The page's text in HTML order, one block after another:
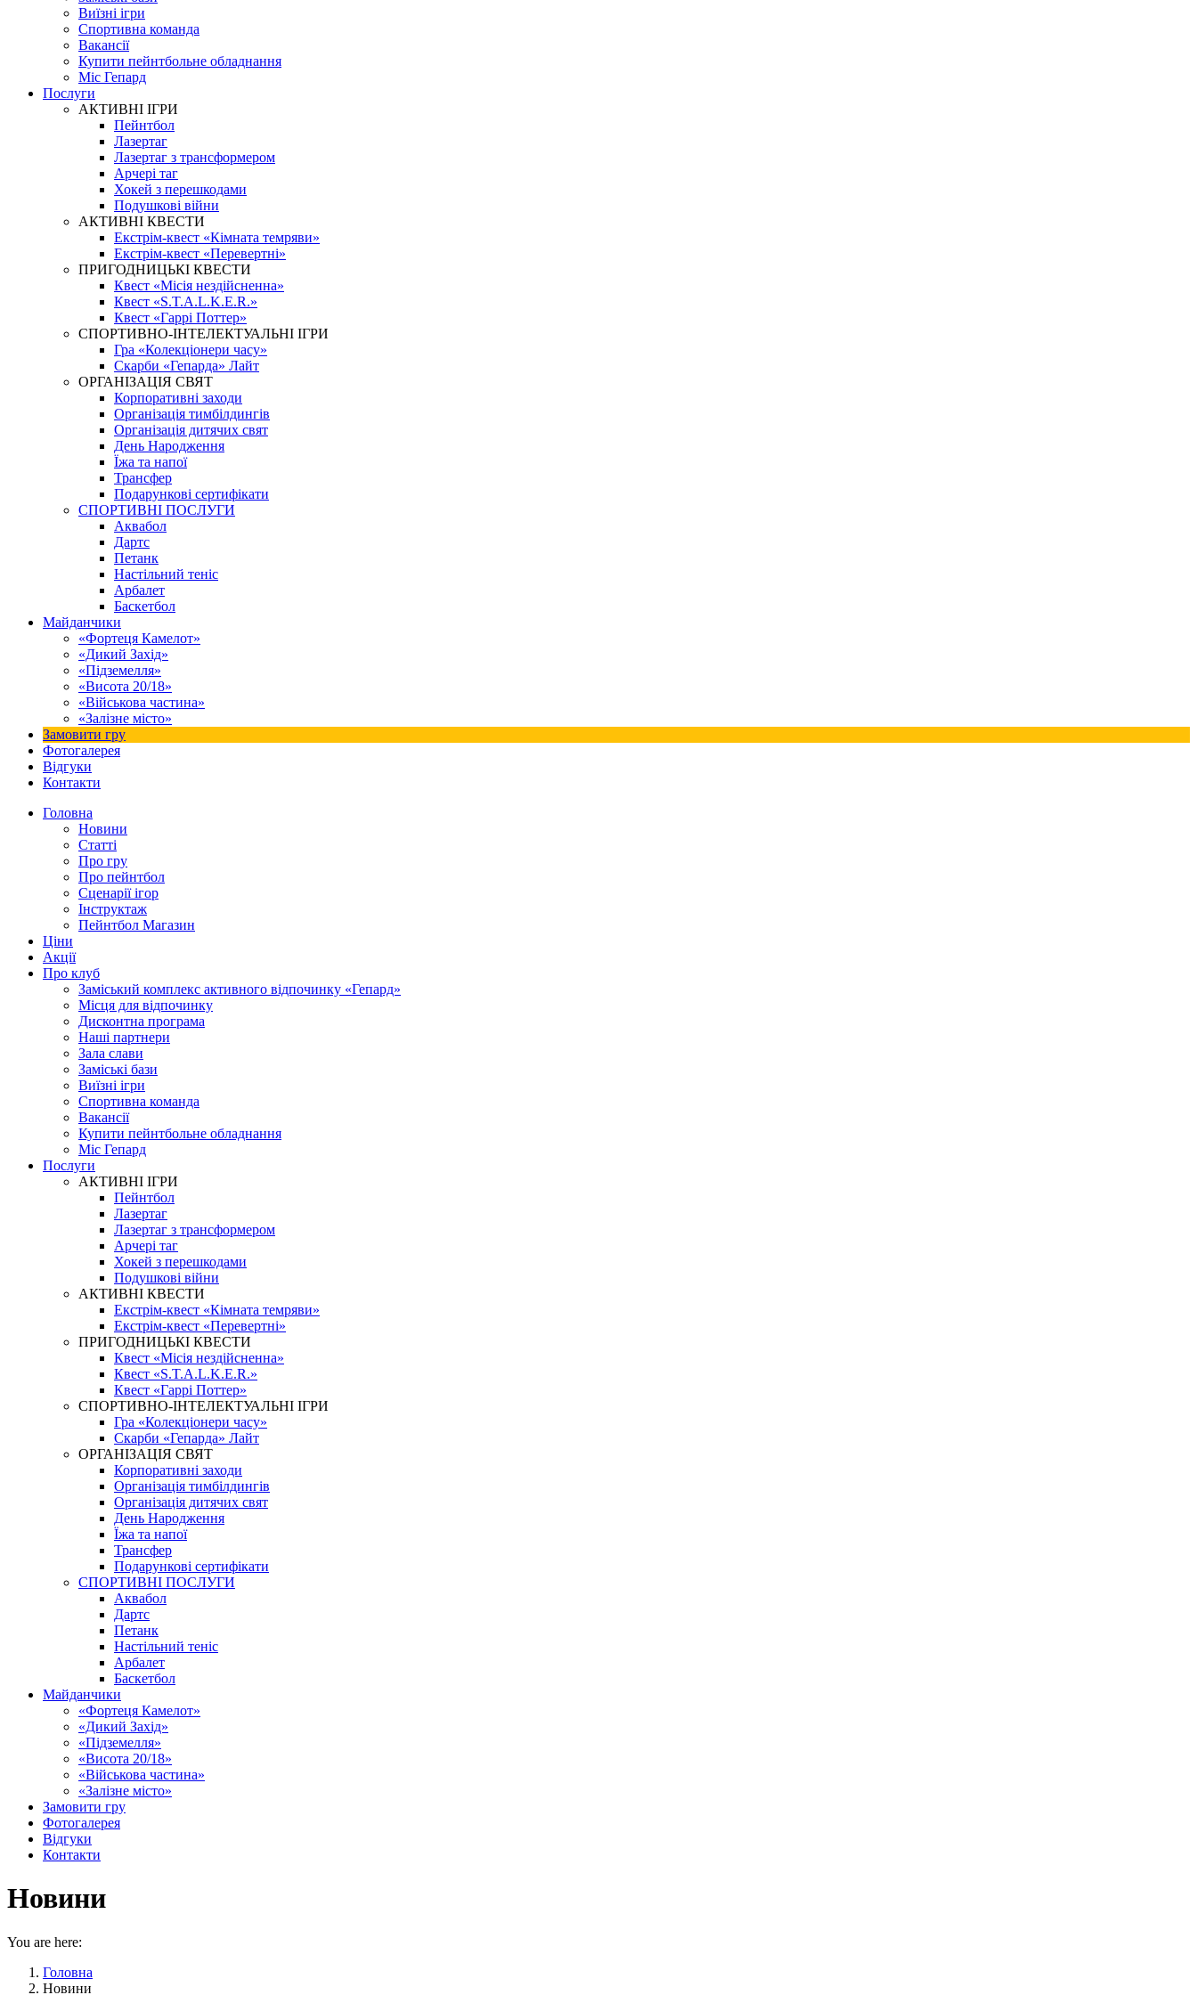
Виїзні ігри
Спортивна команда
Вакансії
Купити пейнтбольне обладнання
Міс Гепард
Послуги
АКТИВНІ ІГРИ
Пейнтбол
Лазертаг
Лазертаг з трансформером
Арчері таг
Хокей з перешкодами
Подушкові війни
АКТИВНІ КВЕСТИ
Екстрім-квест «Кімната темряви»
Екстрім-квест «Перевертні»
ПРИГОДНИЦЬКІ КВЕСТИ
Квест «Місія нездійсненна»
Квест «S.T.A.L.K.E.R.»
Квест «Гаррі Поттер»
СПОРТИВНО-ІНТЕЛЕКТУАЛЬНІ ІГРИ
Гра «Колекціонери часу»
Скарби «Гепарда» Лайт
ОРГАНІЗАЦІЯ СВЯТ
Корпоративні заходи
Організація тимбілдингів
Організація дитячих свят
День Народження
Їжа та напої
Трансфер
Подарункові сертифікати
СПОРТИВНІ ПОСЛУГИ
Аквабол
Дартс
Петанк
Настільний теніс
Арбалет
Баскетбол
Майданчики
«Фортеця Камелот»
«Дикий Захід»
«Підземелля»
«Висота 20/18»
«Військова частина»
«Залізне місто»
Замовити гру
Фотогалерея
Відгуки
Контакти
Головна
Новини
Статті
Про гру
Про пейнтбол
Сценарії ігор
Інструктаж
Пейнтбол Магазин
Ціни
Акції
Про клуб
Заміський комплекс активного відпочинку «Гепард»
Місця для відпочинку
Дисконтна програма
Наші партнери
Зала слави
Заміські бази
Виїзні ігри
Спортивна команда
Вакансії
Купити пейнтбольне обладнання
Міс Гепард
Послуги
АКТИВНІ ІГРИ
Пейнтбол
Лазертаг
Лазертаг з трансформером
Арчері таг
Хокей з перешкодами
Подушкові війни
АКТИВНІ КВЕСТИ
Екстрім-квест «Кімната темряви»
Екстрім-квест «Перевертні»
ПРИГОДНИЦЬКІ КВЕСТИ
Квест «Місія нездійсненна»
Квест «S.T.A.L.K.E.R.»
Квест «Гаррі Поттер»
СПОРТИВНО-ІНТЕЛЕКТУАЛЬНІ ІГРИ
Гра «Колекціонери часу»
Скарби «Гепарда» Лайт
ОРГАНІЗАЦІЯ СВЯТ
Корпоративні заходи
Організація тимбілдингів
Організація дитячих свят
День Народження
Їжа та напої
Трансфер
Подарункові сертифікати
СПОРТИВНІ ПОСЛУГИ
Аквабол
Дартс
Петанк
Настільний теніс
Арбалет
Баскетбол
Майданчики
«Фортеця Камелот»
«Дикий Захід»
«Підземелля»
«Висота 20/18»
«Військова частина»
«Залізне місто»
Замовити гру
Фотогалерея
Відгуки
Контакти
Новини
You are here:
Головна
Новини